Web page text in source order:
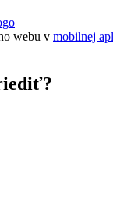
webu v mobilnej